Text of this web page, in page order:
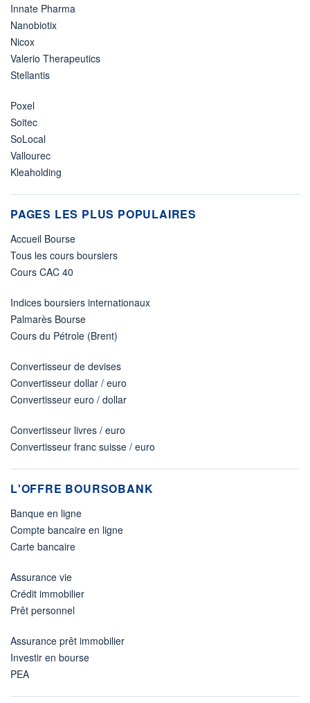
Innate Pharma
Nanobiotix
Nicox
Valerio Therapeutics
Stellantis
Poxel
Soitec
SoLocal
Vallourec
Kleaholding
PAGES LES PLUS POPULAIRES
Accueil Bourse
Tous les cours boursiers
Cours CAC 40
Indices boursiers internationaux
Palmarès Bourse
Cours du Pétrole (Brent)
Convertisseur de devises
Convertisseur dollar / euro
Convertisseur euro / dollar
Convertisseur livres / euro
Convertisseur franc suisse / euro
L'OFFRE BOURSOBANK
Banque en ligne
Compte bancaire en ligne
Carte bancaire
Assurance vie
Crédit immobilier
Prêt personnel
Assurance prêt immobilier
Investir en bourse
PEA